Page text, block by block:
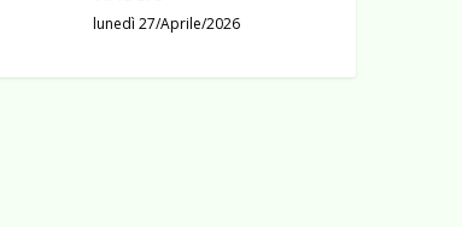
lunedì 27/Aprile/2026